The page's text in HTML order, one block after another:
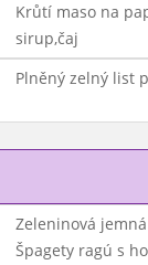
Krůtí maso na
sirup,čaj
Plněný zelný list
Zeleninová jemná
Špagety ragú s